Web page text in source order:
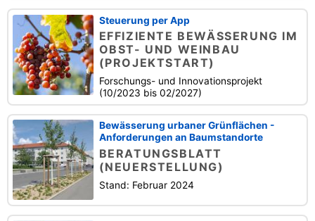
Steuerung per App
EFFIZIENTE BEWÄSSERUNG IM
OBST- UND WEINBAU
(PROJEKTSTART)
Forschungs- und Innovationsprojekt
(10/2023 bis 02/2027)
Bewässerung urbaner Grünflächen -
Anforderungen an Baumstandorte
BERATUNGSBLATT
(NEUERSTELLUNG)
Stand: Februar 2024